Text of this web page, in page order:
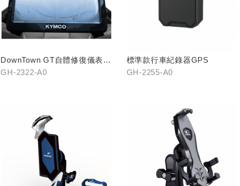
DownTown GT自體修復儀表犀
牛皮
GH-2322-A0
標準款行車紀錄器GPS
GH-2255-A0